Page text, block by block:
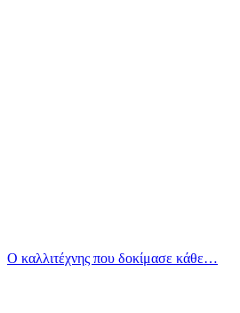
Ο καλλιτέχνης που δοκίμασε κάθε…